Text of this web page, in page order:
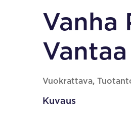
Vanha
Vantaa
Vuokrattava,
Kuvaus